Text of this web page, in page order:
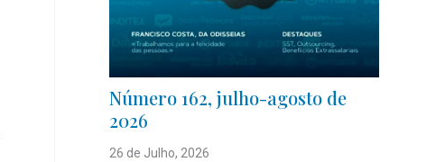
Número 162, julho-agosto de
2026
26 de Julho, 2026